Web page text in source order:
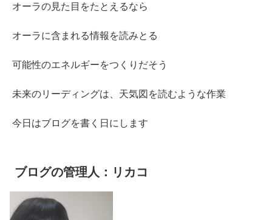
オーラの見た目をたとえるなら
オーラに含まれる情報を読みとる
可能性のエネルギーをつくりだそう
未来のリーディングは、天気図を読むような作業
今日はブログを書く日にします
ブログの管理人：リカコ